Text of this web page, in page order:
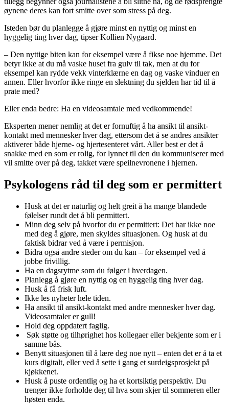
øynene deres kan fort smitte over som stress på deg.
Isteden bør du planlegge å gjøre minst en nyttig og minst en
hyggelig ting hver dag, tipser Kollien Nygaard.
– Den nyttige biten kan for eksempel være å fikse noe hjemme. Det
betyr ikke at du må vaske huset fra gulv til tak, men at du for
eksempel kan rydde vekk vinterklærne en dag og vaske vinduer en
annen. Eller hvorfor ikke ringe en slektning du sjelden har tid til å
prate med?
Eller enda bedre: Ha en videosamtale med vedkommende!
Eksperten mener nemlig at det er fornuftig å ha ansikt til ansikt-
kontakt med mennesker hver dag, ettersom det å se andres ansikter
aktiverer både hjerne- og hjertesenteret vårt. Aller best er det å
snakke med en som er rolig, for lynnet til den du kommuniserer med
vil smitte over på deg, takket være speilnevronene i hjernen.
Psykologens råd til deg som er permittert
Husk at det er naturlig og helt greit å ha mange blandede
følelser rundt det å bli permittert.
Minn deg selv på hvorfor du er permittert: Det har ikke noe
med deg å gjøre, men skyldes situasjonen. Og husk at du
faktisk bidrar ved å være i permisjon.
Bidra også andre steder om du kan – for eksempel ved å
jobbe frivillig.
Ha en dagsrytme som du følger i hverdagen.
Planlegg å gjøre en nyttig og en hyggelig ting hver dag.
Husk å få frisk luft.
Ikke les nyheter hele tiden.
Ha ansikt til ansikt-kontakt med andre mennesker hver dag.
Videosamtaler er gull!
Hold deg oppdatert faglig.
Søk støtte og tilhørighet hos kollegaer eller bekjente som er i
samme bås.
Benytt situasjonen til å lære deg noe nytt – enten det er å ta et
kurs digitalt, eller ved å sette i gang et surdeigsprosjekt på
kjøkkenet.
Husk å puste ordentlig og ha et kortsiktig perspektiv. Du
trenger ikke forholde deg til hva som skjer til sommeren eller
høsten enda.